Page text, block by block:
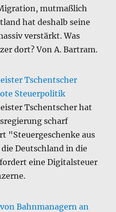
mutmaßlich
hat deshalb seine
verstärkt. Was
dort? Von A. Bartram.
Tschentscher
Steuerpolitik
Tschentscher hat
scharf
"Steuergeschenke aus
Deutschland in die
eine Digitalsteuer
Bahnmanagern an